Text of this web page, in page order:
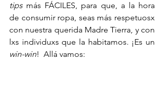
tips más FÁCILES, para que, a la hora
de consumir ropa, seas más respetuosx
con nuestra querida Madre Tierra, y con
win-win!  Allá vamos: